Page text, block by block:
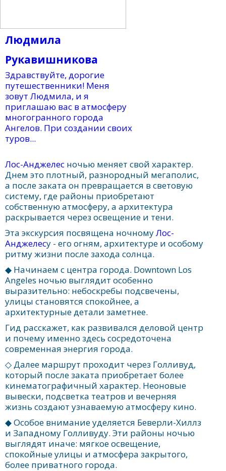
Лос-Анджелес ночью меняет свой характер.
Днем это плотный, разнородный мегаполис,
а после заката он превращается в световую
систему, где районы приобретают
собственную атмосферу, а архитектура
раскрывается через освещение и тени.
Эта экскурсия посвящена ночномуЛос-
Анджелесу - его огням, архитектуре и особому
ритму жизни после захода солнца.
◆ Начинаем с центра города. Downtown Los
Angeles ночью выглядит особенно
выразительно: небоскребы подсвечены,
улицы становятся спокойнее, а
архитектурные детали заметнее.
Гид расскажет, как развивался деловой центр
и почему именно здесь сосредоточена
современная энергия города.
◇ Далее маршрут проходит через Голливуд,
который после заката приобретает более
кинематографичный характер. Неоновые
вывески, подсветка театров и вечерняя
жизнь создают узнаваемую атмосферу кино.
◆ Особое внимание уделяется Беверли-Хиллз
и Западному Голливуду. Эти районы ночью
выглядят иначе: мягкое освещение,
спокойные улицы и атмосфера закрытого,
более приватного города.
Людмила
Рукавишникова
Здравствуйте, дорогие
путешественники! Меня
зовут Людмила, и я
приглашаю вас в атмосферу
многогранного города
Ангелов. При создании своих
туров...